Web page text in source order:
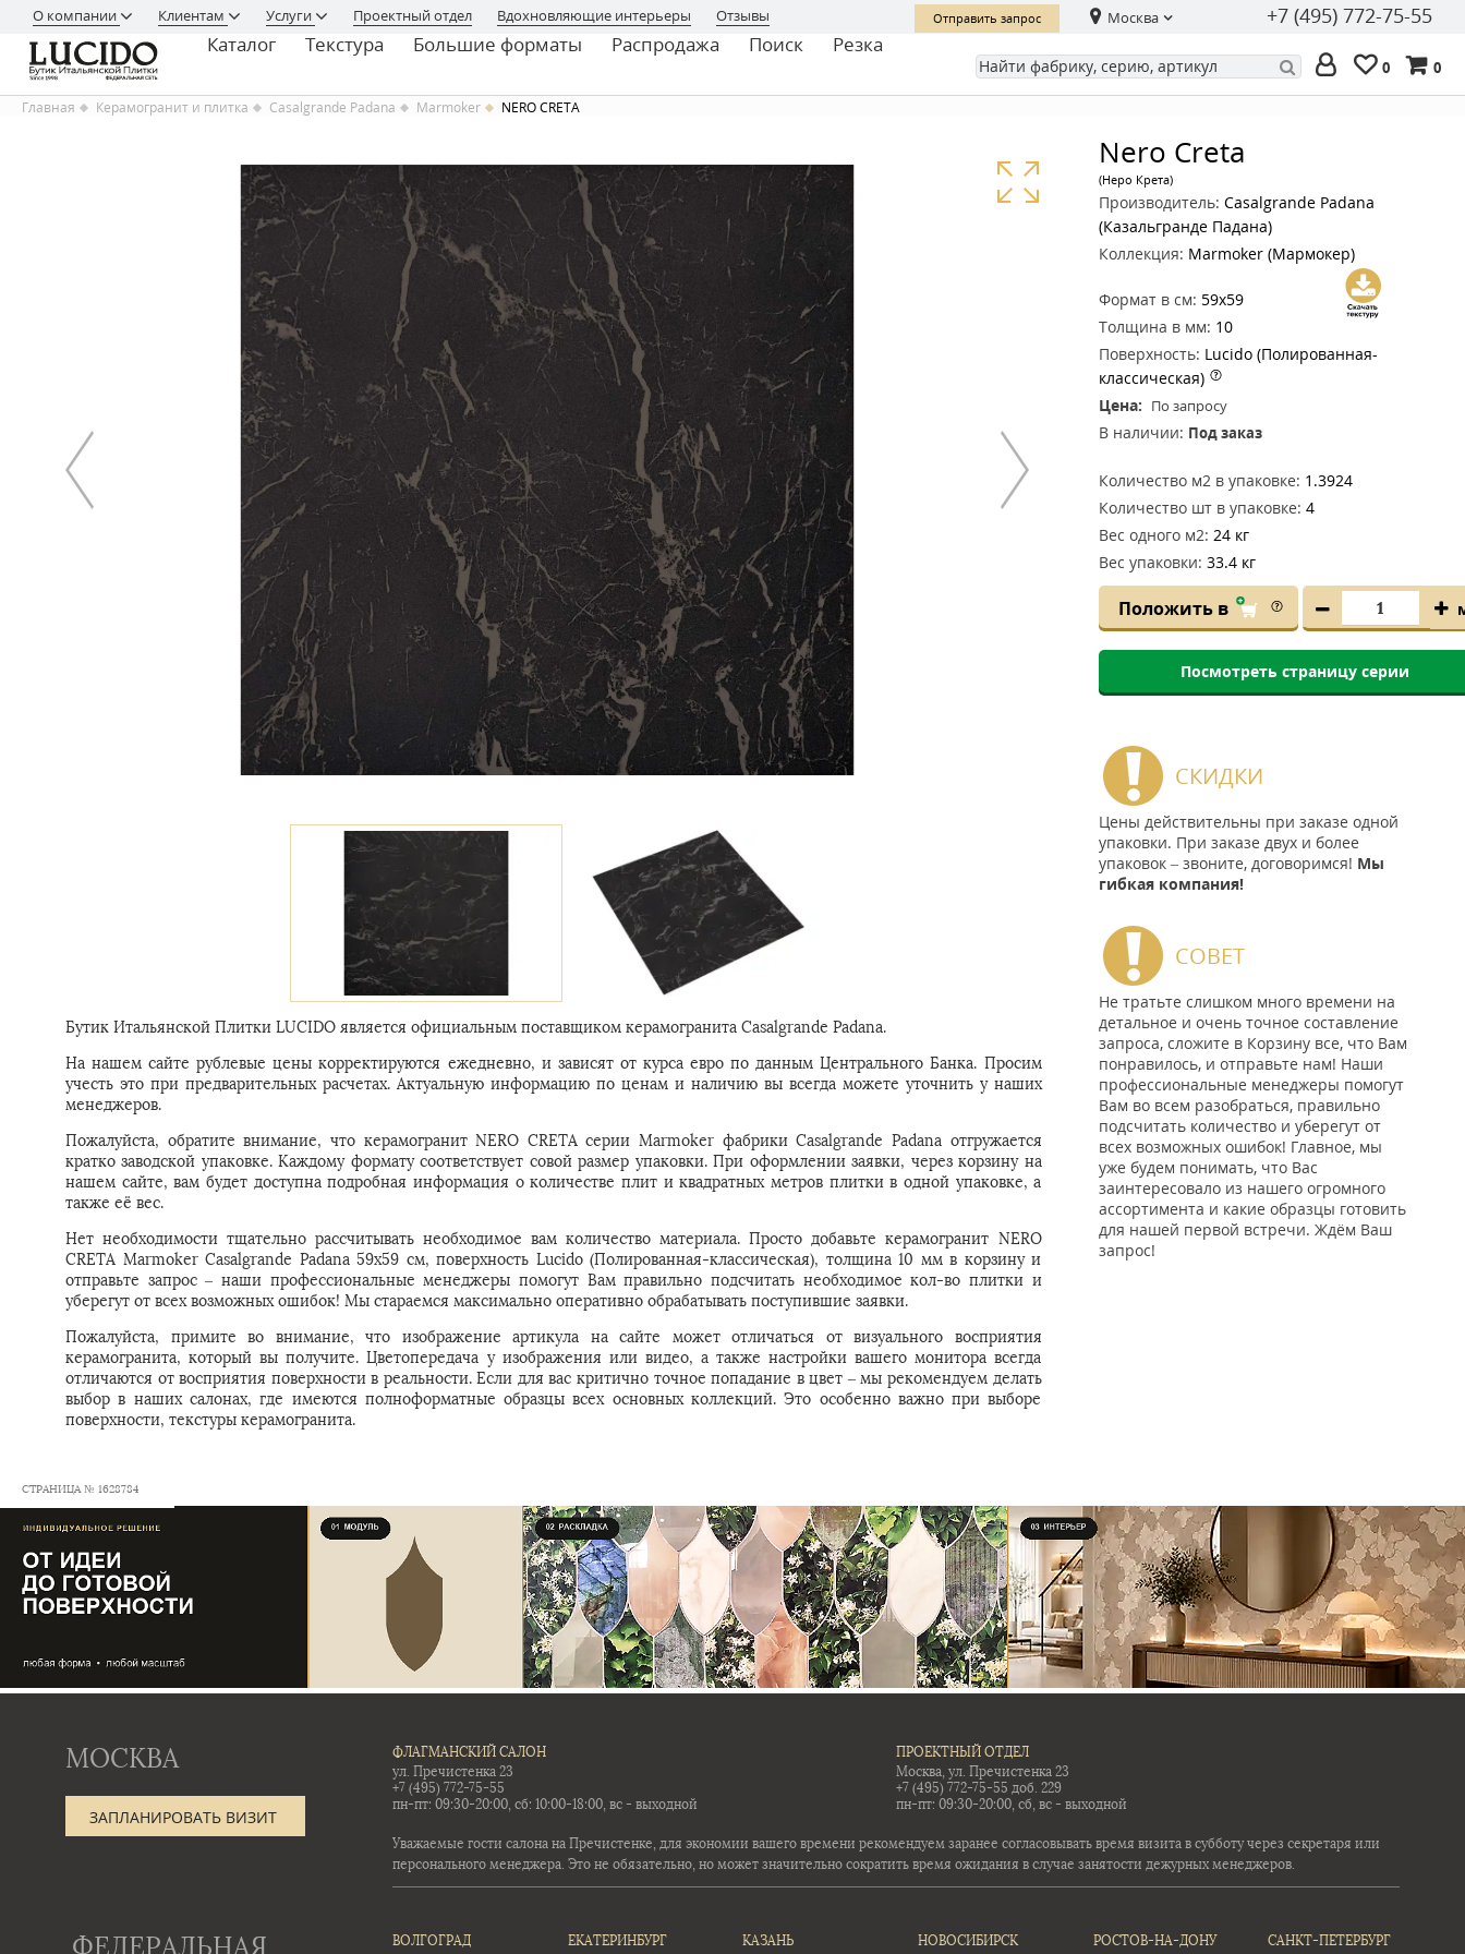
О компании Клиентам Услуги Проектный отдел Вдохновляющие интерьеры Отзывы Отправить запрос Москва +7 (495) 772-75-55
Каталог Текстура Большие форматы Распродажа Поиск Резка
0 0
Главная Керамогранит и плитка Casalgrande Padana Marmoker NERO CRETA
Бутик Итальянской Плитки LUCIDO является официальным поставщиком керамогранита Casalgrande Padana.
На нашем сайте рублевые цены корректируются ежедневно, и зависят от курса евро по данным Центрального Банка. Просим
учесть это при предварительных расчетах. Актуальную информацию по ценам и наличию вы всегда можете уточнить у наших
менеджеров.
Пожалуйста, обратите внимание, что керамогранит NERO CRETA серии Marmoker фабрики Casalgrande Padana отгружается
кратко заводской упаковке. Каждому формату соответствует совой размер упаковки. При оформлении заявки, через корзину на
нашем сайте, вам будет доступна подробная информация о количестве плит и квадратных метров плитки в одной упаковке, а
также её вес.
Нет необходимости тщательно рассчитывать необходимое вам количество материала. Просто добавьте керамогранит NERO
CRETA Marmoker Casalgrande Padana 59x59 см, поверхность Lucido (Полированная-классическая), толщина 10 мм в корзину и
отправьте запрос – наши профессиональные менеджеры помогут Вам правильно подсчитать необходимое кол-во плитки и
уберегут от всех возможных ошибок! Мы стараемся максимально оперативно обрабатывать поступившие заявки.
Пожалуйста, примите во внимание, что изображение артикула на сайте может отличаться от визуального восприятия
керамогранита, который вы получите. Цветопередача у изображения или видео, а также настройки вашего монитора всегда
отличаются от восприятия поверхности в реальности. Если для вас критично точное попадание в цвет – мы рекомендуем делать
выбор в наших салонах, где имеются полноформатные образцы всех основных коллекций. Это особенно важно при выборе
поверхности, текстуры керамогранита.
Nero Creta
(Неро Крета)
Производитель: Casalgrande Padana
(Казальгранде Падана)
Коллекция: Marmoker (Мармокер)
Формат в см: 59x59
Толщина в мм: 10
Поверхность: Lucido (Полированная-
классическая)
Цена: По запросу
В наличии: Под заказ
Количество м2 в упаковке: 1.3924
Количество шт в упаковке: 4
Вес одного м2: 24 кг
Вес упаковки: 33.4 кг
Положить в
Посмотреть страницу серии
СКИДКИ
Цены действительны при заказе одной
упаковки. При заказе двух и более
упаковок – звоните, договоримся! Мы
гибкая компания!
СОВЕТ
Не тратьте слишком много времени на
детальное и очень точное составление
запроса, сложите в Корзину все, что Вам
понравилось, и отправьте нам! Наши
профессиональные менеджеры помогут
Вам во всем разобраться, правильно
подсчитать количество и уберегут от
всех возможных ошибок! Главное, мы
уже будем понимать, что Вас
заинтересовало из нашего огромного
ассортимента и какие образцы готовить
для нашей первой встречи. Ждём Ваш
запрос!
СТРАНИЦА № 1628784
МОСКВА
ЗАПЛАНИРОВАТЬ ВИЗИТ
ФЛАГМАНСКИЙ САЛОН
ул. Пречистенка 23
+7 (495) 772-75-55
пн-пт: 09:30-20:00, сб: 10:00-18:00, вс - выходной
ПРОЕКТНЫЙ ОТДЕЛ
Москва, ул. Пречистенка 23
+7 (495) 772-75-55 доб. 229
пн-пт: 09:30-20:00, сб, вс - выходной
Уважаемые гости салона на Пречистенке, для экономии вашего времени рекомендуем заранее согласовывать время визита в субботу через секретаря или
персонального менеджера. Это не обязательно, но может значительно сократить время ожидания в случае занятости дежурных менеджеров.
ФЕДЕРАЛЬНАЯ ВОЛГОГРАД ЕКАТЕРИНБУРГ КАЗАНЬ НОВОСИБИРСК РОСТОВ-НА-ДОНУ САНКТ-ПЕТЕРБУРГ